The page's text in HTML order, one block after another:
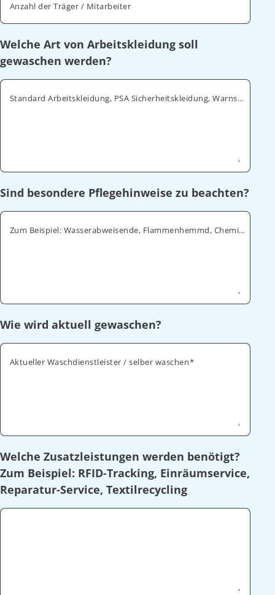
Anzahl der Träger / Mitarbeiter
Welche Art von Arbeitskleidung soll
gewaschen werden?
Standard Arbeitskleidung, PSA Sicherheitskleidung, Warnschutz, ESD
Sind besondere Pflegehinweise zu beachten?
Zum Beispiel: Wasserabweisende, Flammenhemmd, Chemikalienabweisende
Wie wird aktuell gewaschen?
Aktueller Waschdienstleister / selber waschen
Welche Zusatzleistungen werden benötigt?
Zum Beispiel: RFID-Tracking, Einräumservice,
Reparatur-Service, Textilrecycling